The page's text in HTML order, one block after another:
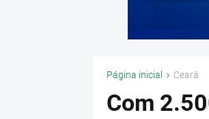
Página inicial Ceará
Com